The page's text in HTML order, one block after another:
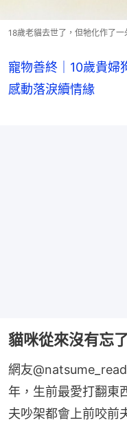
18歲老貓去世了，但牠化作了一
寵物善終｜10歲貴
感動落淚續情緣
貓咪從來沒有忘
網友
年，生前最愛打翻東
夫吵架都會上前咬前